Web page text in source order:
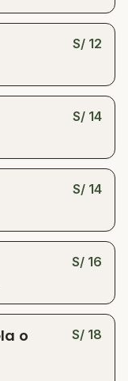
S/ 12
S/ 14
S/ 14
S/ 16
o
S/ 18